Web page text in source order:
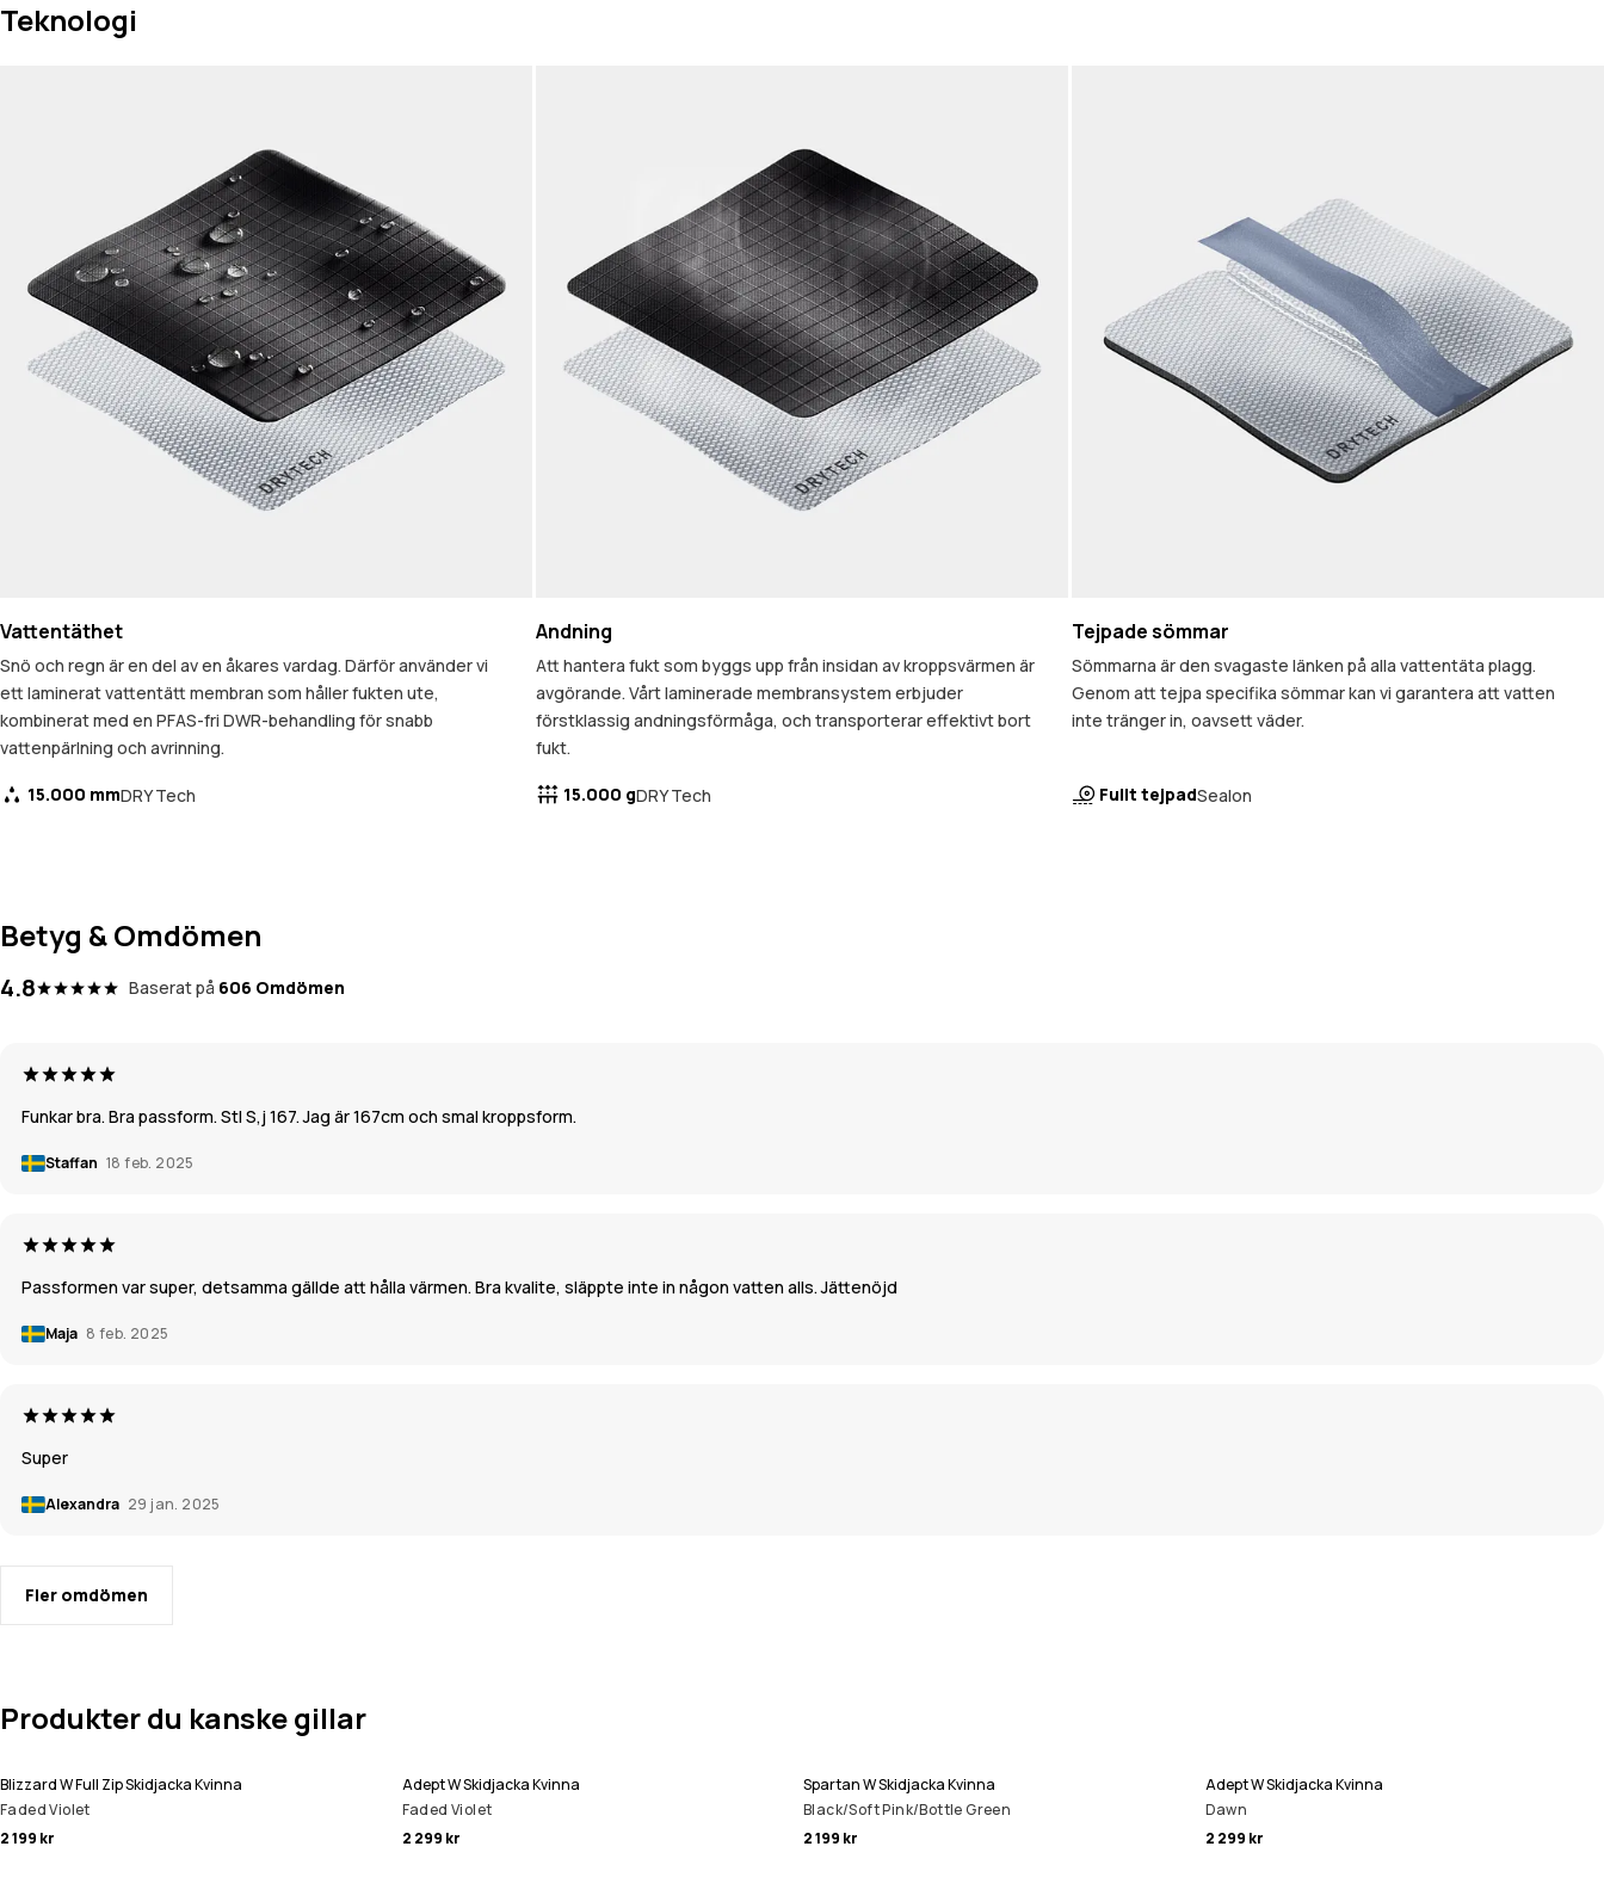
Teknologi
Vattentäthet
Snö och regn är en del av en åkares vardag. Därför använder vi
ett laminerat vattentätt membran som håller fukten ute,
kombinerat med en PFAS-fri DWR-behandling för snabb
vattenpärlning och avrinning.
15.000 mmDRY Tech
Andning
Att hantera fukt som byggs upp från insidan av kroppsvärmen är
avgörande. Vårt laminerade membransystem erbjuder
förstklassig andningsförmåga, och transporterar effektivt bort
fukt.
15.000 gDRY Tech
Tejpade sömmar
Sömmarna är den svagaste länken på alla vattentäta plagg.
Genom att tejpa specifika sömmar kan vi garantera att vatten
inte tränger in, oavsett väder.
Fullt tejpadSealon
Betyg & Omdömen
4.8 Baserat på 606 Omdömen
Funkar bra. Bra passform. Stl S,j 167. Jag är 167cm och smal kroppsform.
Staffan 18 feb. 2025
Passformen var super, detsamma gällde att hålla värmen. Bra kvalite, släppte inte in någon vatten alls. Jättenöjd
Maja 8 feb. 2025
Super
Alexandra 29 jan. 2025
Fler omdömen
Produkter du kanske gillar
Blizzard W Full Zip Skidjacka Kvinna
Faded Violet
2 199 kr
Adept W Skidjacka Kvinna
Faded Violet
2 299 kr
Spartan W Skidjacka Kvinna
Black/Soft Pink/Bottle Green
2 199 kr
Adept W Skidjacka Kvinna
Dawn
2 299 kr